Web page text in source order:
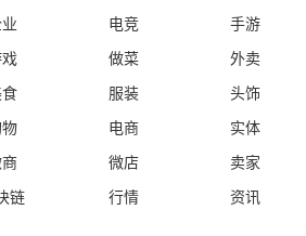
电竞
手游
做菜
外卖
服装
头饰
电商
实体
微店
卖家
链 行情 资讯